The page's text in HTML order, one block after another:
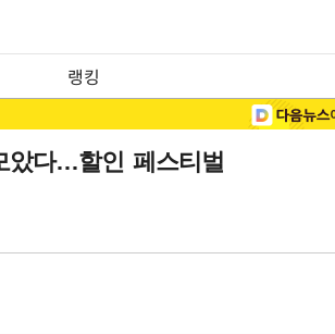
랭킹
았다…할인 페스티벌